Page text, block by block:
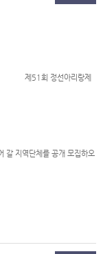
랑제
갈 지역단체를 공개 모집하오